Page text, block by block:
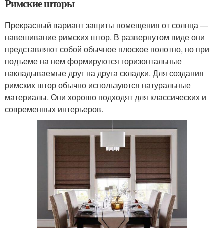
Римские шторы
Прекрасный вариант защиты помещения от солнца —
навешивание римских штор. В развернутом виде они
представляют собой обычное плоское полотно, но при
подъеме на нем формируются горизонтальные
накладываемые друг на друга складки. Для создания
римских штор обычно используются натуральные
материалы. Они хорошо подходят для классических и
современных интерьеров.